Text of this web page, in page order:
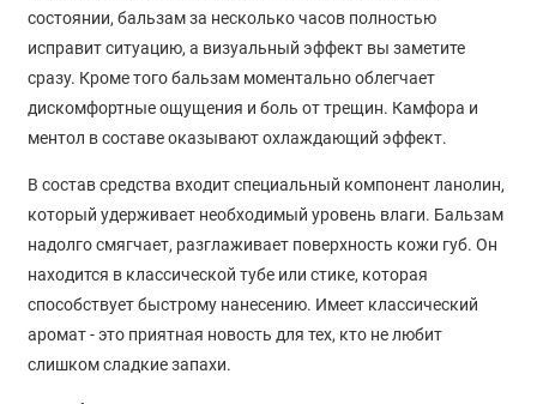
состоянии, бальзам за несколько часов полностью
исправит ситуацию, а визуальный эффект вы заметите
сразу. Кроме того бальзам моментально облегчает
дискомфортные ощущения и боль от трещин. Камфора и
ментол в составе оказывают охлаждающий эффект.
В состав средства входит специальный компонент ланолин,
который удерживает необходимый уровень влаги. Бальзам
надолго смягчает, разглаживает поверхность кожи губ. Он
находится в классической тубе или стике, которая
способствует быстрому нанесению. Имеет классический
аромат - это приятная новость для тех, кто не любит
слишком сладкие запахи.